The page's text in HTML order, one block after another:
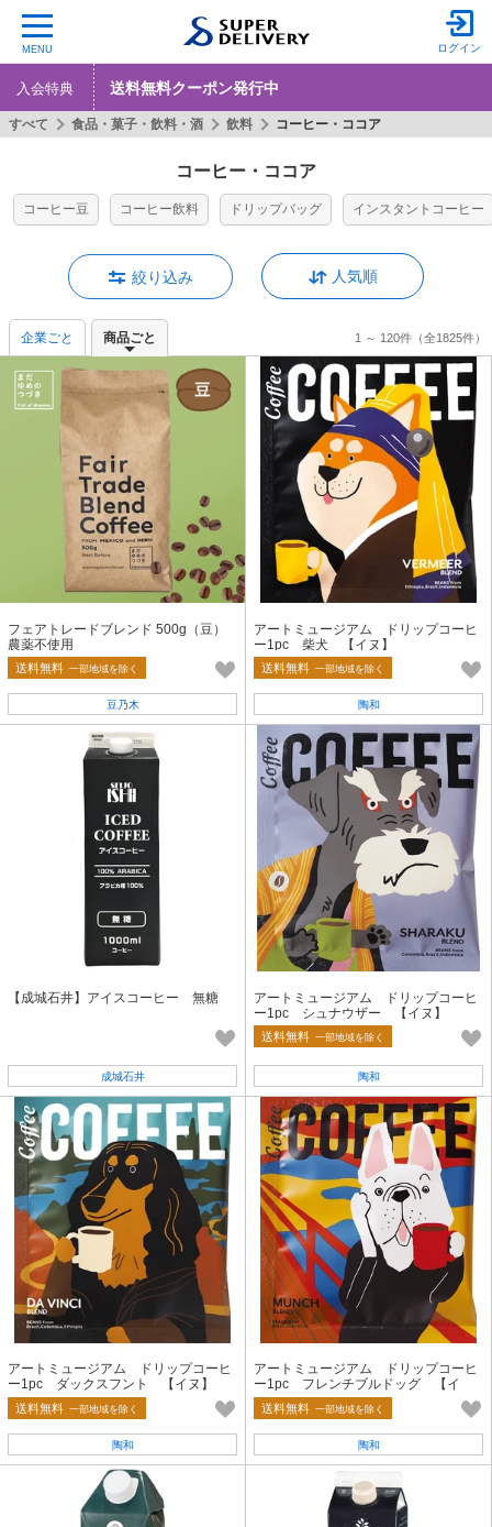
MENU ログイン
入会特典 送料無料クーポン発行中
コーヒー・ココア
コーヒー豆 コーヒー飲料 ドリップバッグ インスタントコーヒー
すべて 食品・菓子・飲料・酒 飲料 コーヒー・ココア
絞り込み 人気順
企業ごと 商品ごと 1 ～ 120件（全1825件）
フェアトレードブレンド 500g（豆）
農薬不使用
送料無料 一部地域を除く
豆乃木
アートミュージアム ドリップコーヒ
ー1pc 柴犬 【イヌ】
送料無料 一部地域を除く
陶和
【成城石井】アイスコーヒー 無糖
成城石井
アートミュージアム ドリップコーヒ
ー1pc シュナウザー 【イヌ】
送料無料 一部地域を除く
陶和
アートミュージアム ドリップコーヒ
ー1pc ダックスフント 【イヌ】
送料無料 一部地域を除く
陶和
アートミュージアム ドリップコーヒ
ー1pc フレンチブルドッグ 【イ
ヌ】
送料無料 一部地域を除く
陶和